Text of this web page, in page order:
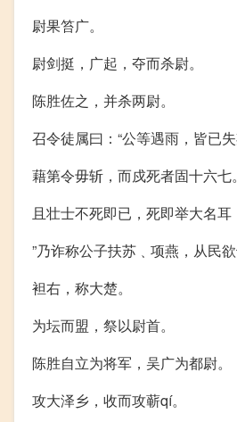
尉果笞广。
尉剑挺，广起，夺而杀尉。
陈胜佐之，并杀两尉。
召令徒属曰：“公等遇雨，皆已失
藉第令毋斩，而戍死者固十六七。
且壮士不死即已，死即举大名耳
”乃诈称公子扶苏﹑项燕，从民欲
袒右，称大楚。
为坛而盟，祭以尉首。
陈胜自立为将军，吴广为都尉。
攻大泽乡，收而攻蕲qí。